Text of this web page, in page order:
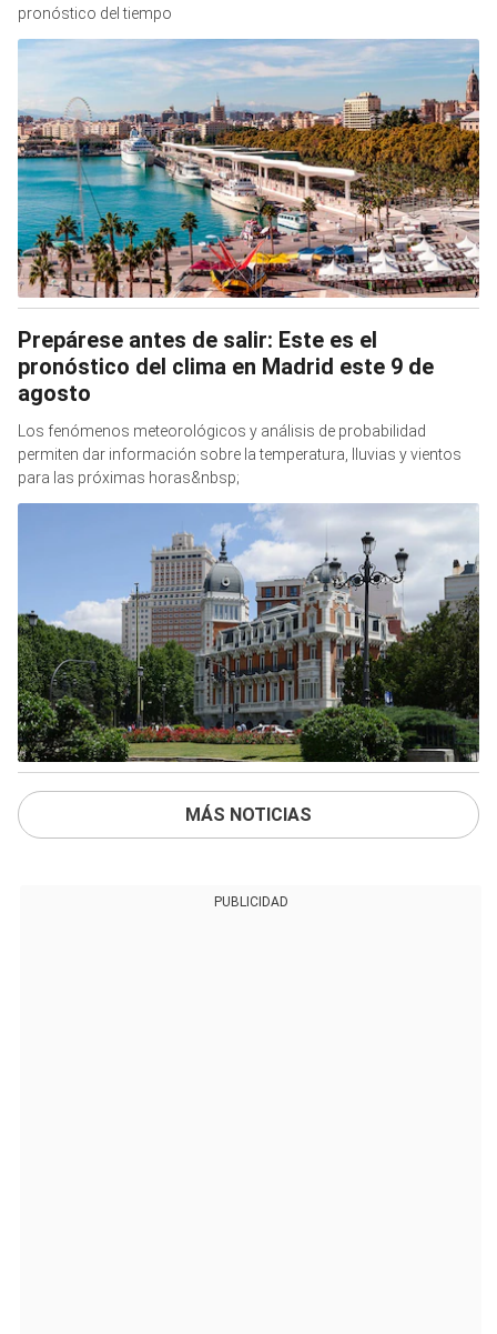
pronóstico del tiempo
Prepárese antes de salir: Este es el
pronóstico del clima en Madrid este 9 de
agosto
Los fenómenos meteorológicos y análisis de probabilidad
permiten dar información sobre la temperatura, lluvias y vientos
para las próximas horas&nbsp;
MÁS NOTICIAS
PUBLICIDAD